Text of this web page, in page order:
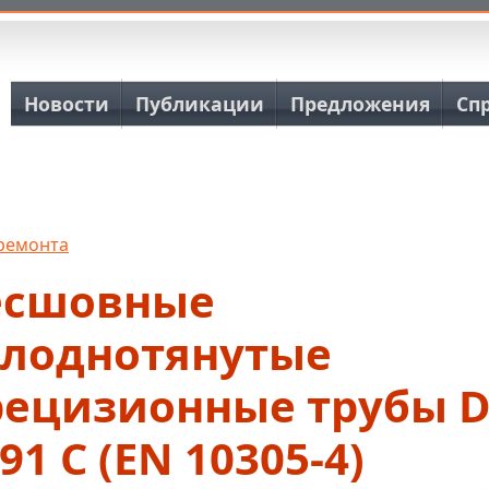
Основная навигация
Новости Публикации Предложения
трубы
C (EN 10305-4)